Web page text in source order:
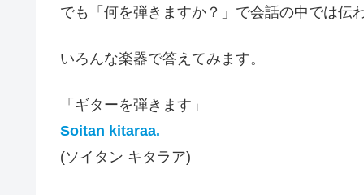
でも「何を弾きますか？」で会話の中では伝
いろんな楽器で答えてみます。
「ギターを弾きます」
Soitan kitaraa.
(ソイタン キタラア)